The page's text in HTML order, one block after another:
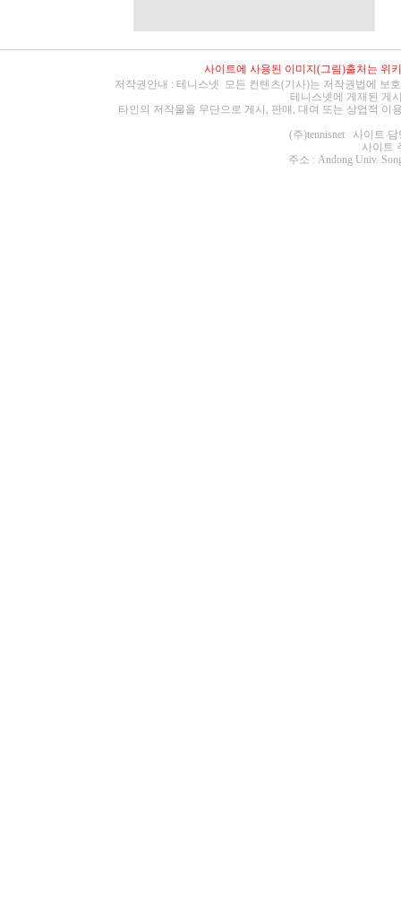
사이트에 사용된 이미지(그림)출처는 위
저작권안내 : 테니스넷 모든 컨텐츠(기사)는 저작권법에 보
테니스넷에 게재된 게
타인의 저작물을 무단으로 게시, 판매, 대여 또는 상업적
(주)tennisnet 사이트
사이트
주소 : Andong Univ.